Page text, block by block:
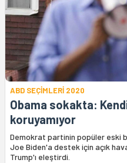
ABD SEÇİMLERİ 2020
Obama sokakta:
koruyamıyor
Demokrat partinin popüler eski
Joe Biden'a destek için açık
Trump'ı eleştirdi.